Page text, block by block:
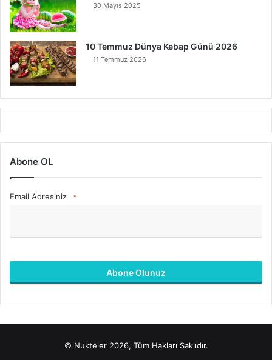
30 Mayıs 2025
10 Temmuz Dünya Kebap Günü 2026
11 Temmuz 2026
Abone OL
Email Adresiniz *
Abone Olunuz
a
© Nukteler 2026, Tüm Hakları Saklıdır.